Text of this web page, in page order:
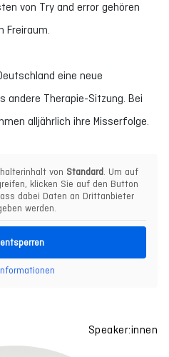
von Try and error gehören
Freiraum.
eine neue
andere Therapie-Sitzung. Bei
alljährlich ihre Misserfolge.
von Standard . Um auf
klicken Sie auf den Button
dabei Daten an Drittanbieter
werden.
Speaker:innen